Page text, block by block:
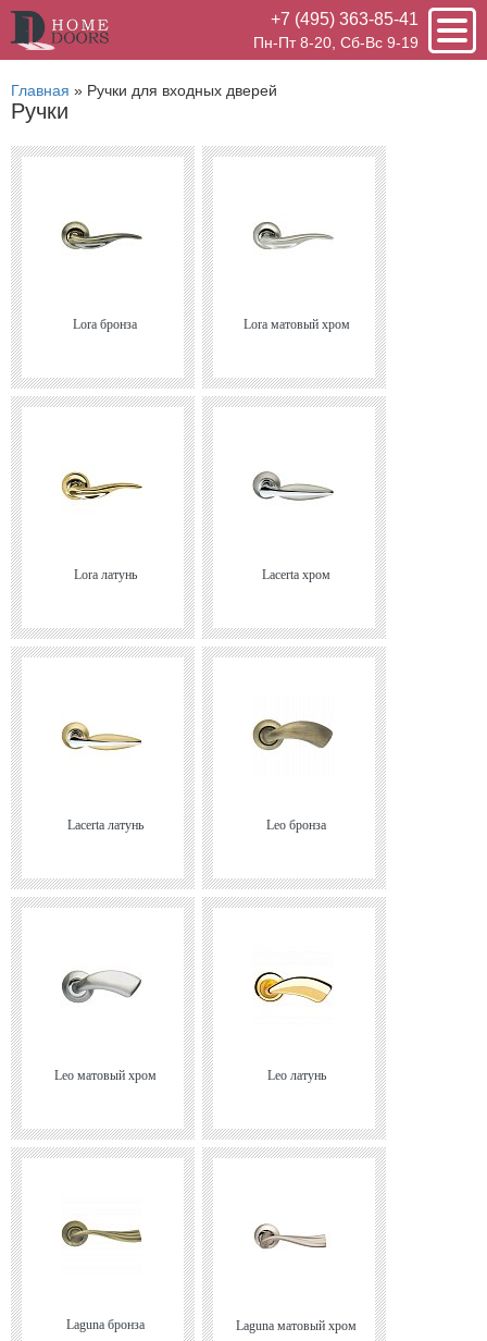
+7 (495) 363-85-41
Пн-Пт 8-20, Сб-Вс 9-19
Главная » Ручки для входных дверей
Ручки
Lora бронза Lora матовый хром
Lora латунь Lacerta хром
Lacerta латунь Leo бронза
Leo матовый хром Leo латунь
Laguna бронза Laguna матовый хром